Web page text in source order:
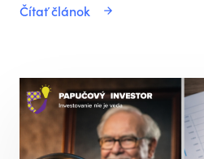
Čítať článok